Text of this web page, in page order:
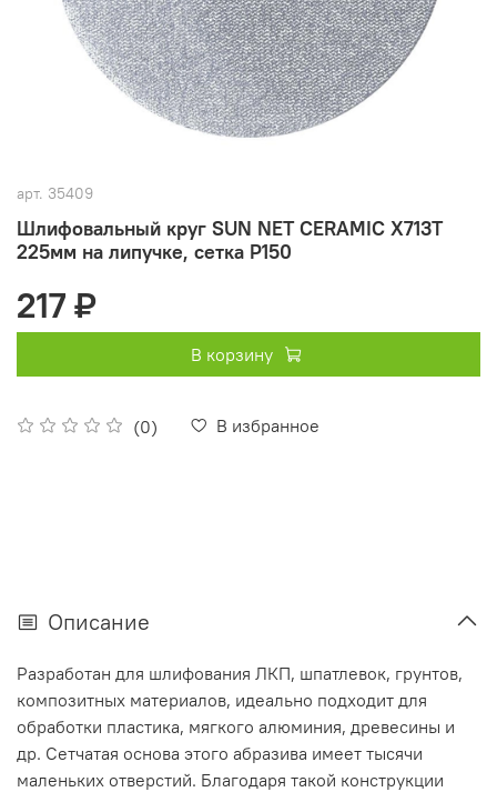
арт. 35409
Шлифовальный круг SUN NET CERAMIC X713T
225мм на липучке, сетка P150
(0) В избранное
217 ₽
В корзину
Описание
Разработан для шлифования ЛКП, шпатлевок, грунтов,
композитных материалов, идеально подходит для
обработки пластика, мягкого алюминия, древесины и
др. Сетчатая основа этого абразива имеет тысячи
маленьких отверстий. Благодаря такой конструкции